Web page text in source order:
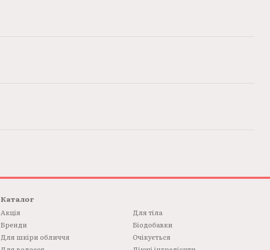
Каталог
Акція
Бренди
Для шкіри обличчя
Для тілa
Біодобавки
Очікується